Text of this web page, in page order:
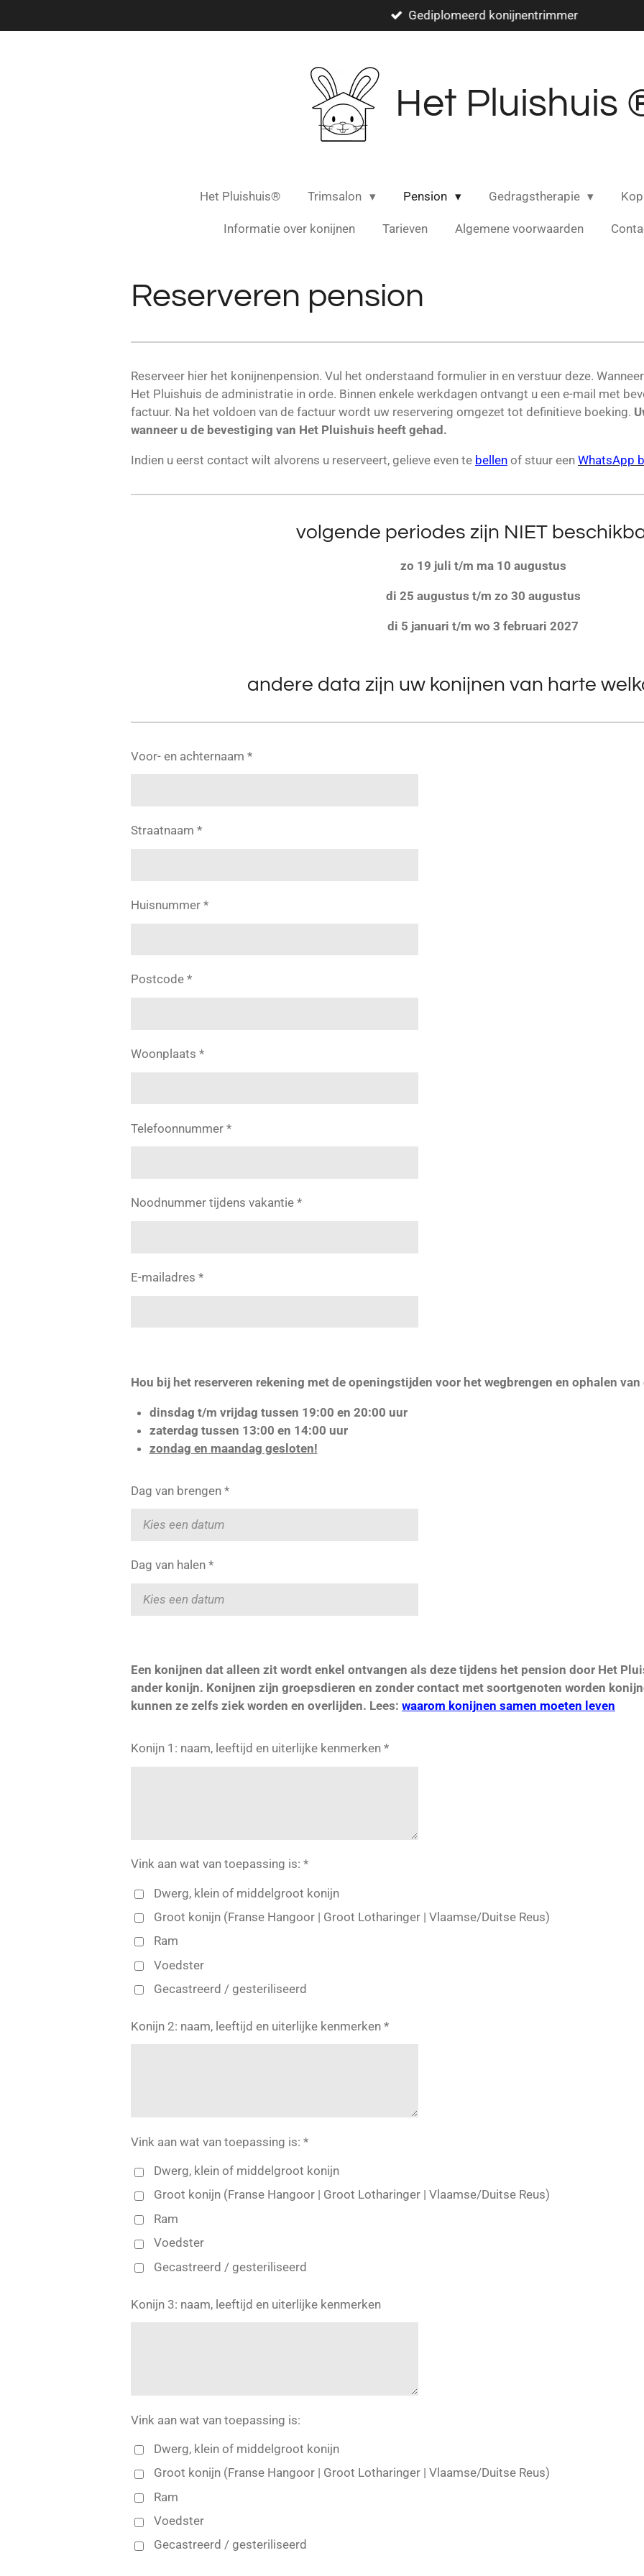
direct
Gediplomeerd konijnentrimmer
Het Pluishuis
Het Pluishuis® Trimsalon Pension Gedragstherapie
Informatie over konijnen Tarieven Algemene voorwaarden
Reserveren pension
Reserveer hier het konijnenpension. Vul het onderstaand formulier in en verstuur deze.
Het Pluishuis de administratie in orde. Binnen enkele werkdagen ontvangt u een e-mail met
factuur. Na het voldoen van de factuur wordt uw reservering omgezet tot definitieve boeking.
wanneer u de bevestiging van Het Pluishuis heeft gehad.
Indien u eerst contact wilt alvorens u reserveert, gelieve even te bellen of stuur een WhatsApp
volgende periodes zijn NIET
zo 19 juli t/m ma 10 augustus
di 25 augustus t/m zo 30 augustus
di 5 januari t/m wo 3 februari 2027
andere data zijn uw konijnen van harte
Voor- en achternaam *
Straatnaam *
Huisnummer *
Postcode *
Woonplaats *
Telefoonnummer *
Noodnummer tijdens vakantie *
E-mailadres *
Hou bij het reserveren rekening met de openingstijden voor het wegbrengen en ophalen
dinsdag t/m vrijdag tussen 19:00 en 20:00 uur
zaterdag tussen 13:00 en 14:00 uur
zondag en maandag gesloten!
Dag van brengen *
Dag van halen *
Een konijnen dat alleen zit wordt enkel ontvangen als deze tijdens het pension door Het
ander konijn. Konijnen zijn groepsdieren en zonder contact met soortgenoten worden
kunnen ze zelfs ziek worden en overlijden. Lees: waarom konijnen samen moeten leven
Konijn 1: naam, leeftijd en uiterlijke kenmerken *
Vink aan wat van toepassing is: *
Dwerg, klein of middelgroot konijn
Groot konijn (Franse Hangoor | Groot Lotharinger | Vlaamse/Duitse Reus)
Ram
Voedster
Gecastreerd / gesteriliseerd
Konijn 2: naam, leeftijd en uiterlijke kenmerken *
Vink aan wat van toepassing is: *
Dwerg, klein of middelgroot konijn
Groot konijn (Franse Hangoor | Groot Lotharinger | Vlaamse/Duitse Reus)
Ram
Voedster
Gecastreerd / gesteriliseerd
Konijn 3: naam, leeftijd en uiterlijke kenmerken
Vink aan wat van toepassing is:
Dwerg, klein of middelgroot konijn
Groot konijn (Franse Hangoor | Groot Lotharinger | Vlaamse/Duitse Reus)
Ram
Voedster
Gecastreerd / gesteriliseerd